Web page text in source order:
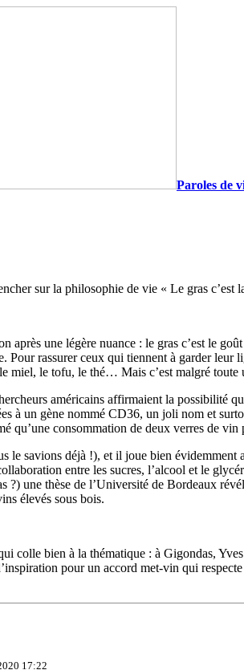
Paroles de
sur la philosophie de vie « Le gras c’est
une légère nuance : le gras c’est le
rassurer ceux qui tiennent à garder leur
miel, le tofu, le thé… Mais c’est malgré
américains affirmaient la possibilité
à un gène nommé CD36, un joli nom et
qu’une consommation de deux verres de
savions déjà !), et il joue bien
entre les sucres, l’alcool et le
une thèse de l’Université de Bordeaux
élevés sous bois.
colle bien à la thématique : à Gigondas,
pour un accord met-vin qui
17:22